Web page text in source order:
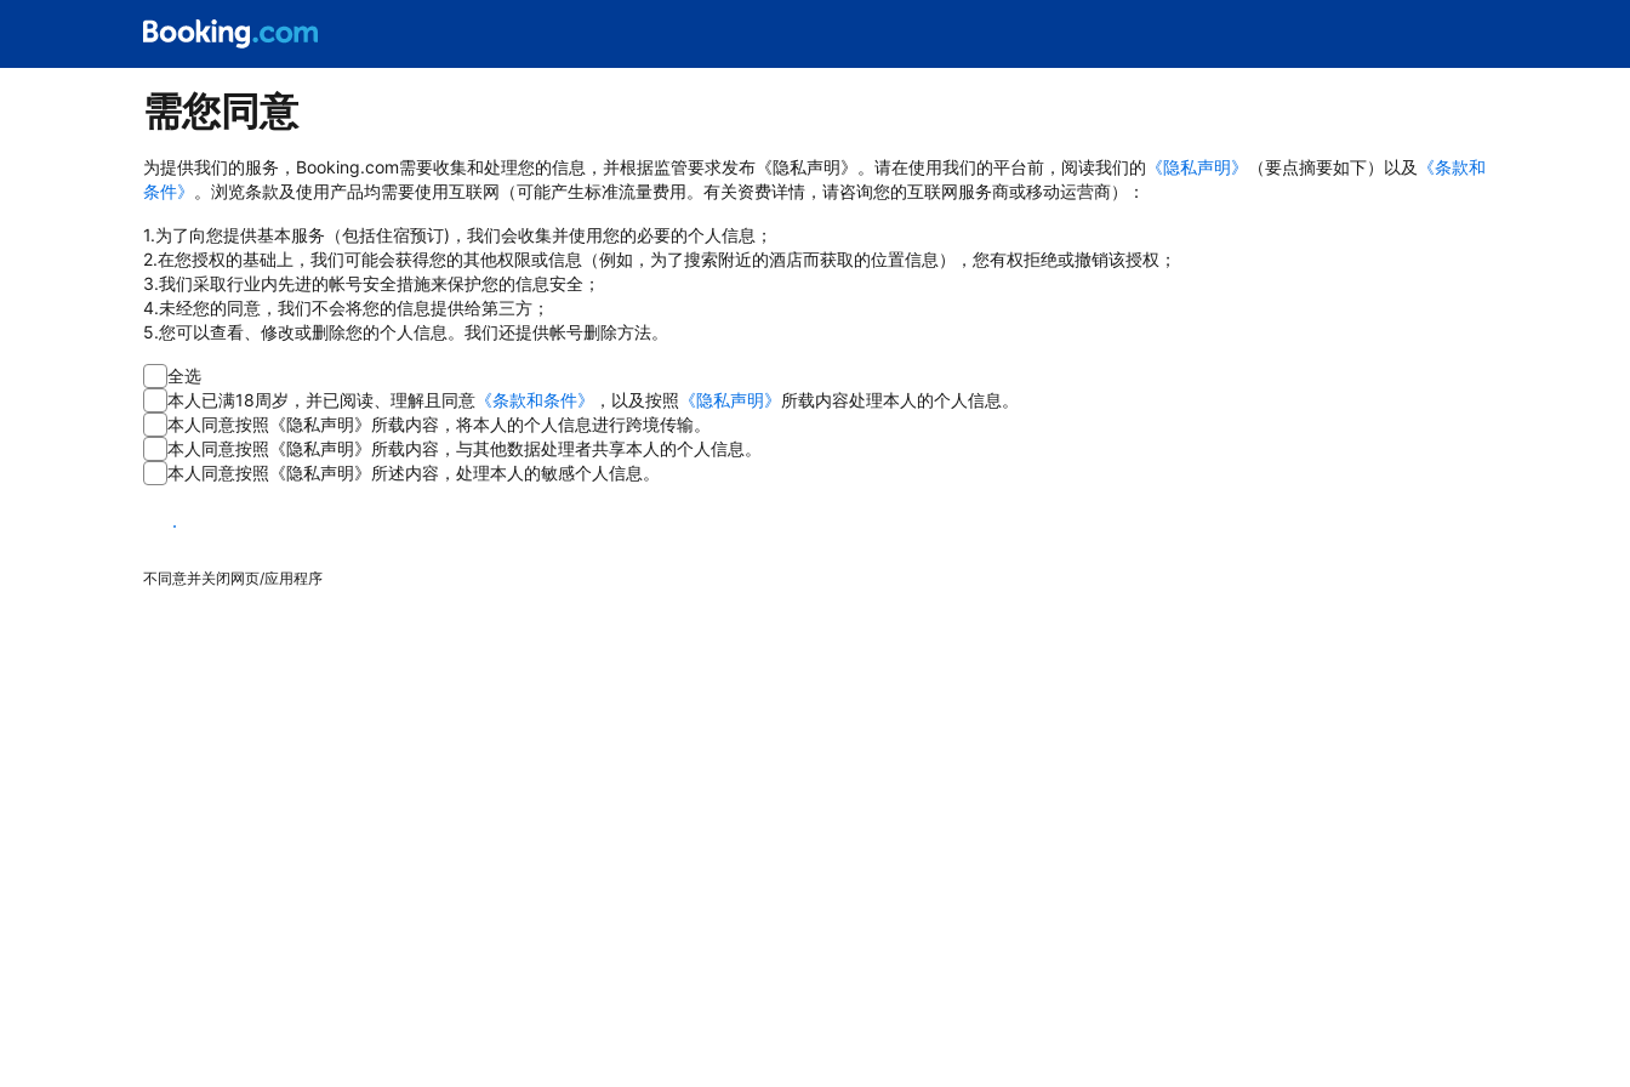
需您同意
为提供我们的服务，Booking.com需要收集和处理您的信息，并根据监管要求发布《隐私声明》。请在使用我们的平台前，阅读我们的 《隐私声明》 （要点摘要如下）以及 《条款和
条件》 。浏览条款及使用产品均需要使用互联网（可能产生标准流量费用。有关资费详情，请咨询您的互联网服务商或移动运营商）：
1.为了向您提供基本服务（包括住宿预订)，我们会收集并使用您的必要的个人信息；
2.在您授权的基础上，我们可能会获得您的其他权限或信息（例如，为了搜索附近的酒店而获取的位置信息），您有权拒绝或撤销该授权；
3.我们采取行业内先进的帐号安全措施来保护您的信息安全；
4.未经您的同意，我们不会将您的信息提供给第三方；
5.您可以查看、修改或删除您的个人信息。我们还提供帐号删除方法。
全选
本人已满18周岁，并已阅读、理解且同意 《条款和条件》 ，以及按照 《隐私声明》 所载内容处理本人的个人信息。
本人同意按照《隐私声明》所载内容，将本人的个人信息进行跨境传输。
本人同意按照《隐私声明》所载内容，与其他数据处理者共享本人的个人信息。
本人同意按照《隐私声明》所述内容，处理本人的敏感个人信息。
同意
不同意并关闭网页/应用程序